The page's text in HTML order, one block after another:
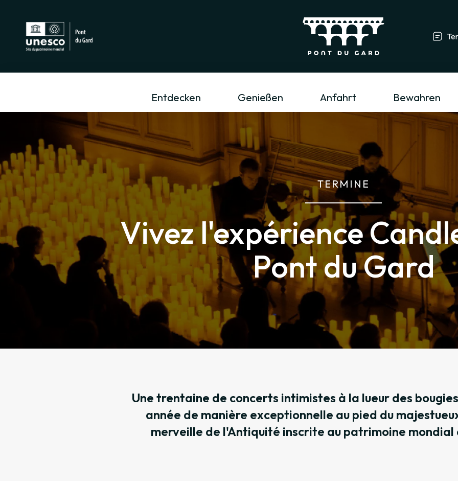
Tourismusfachmann/-frau & Gruppe
Entdecken Genießen Anfahrt Bewahren
TERMINE
Vivez l'expérience
Pont du Gard
Une trentaine de concerts intimistes à la lueur des
année de manière exceptionnelle au pied du
merveille de l'Antiquité inscrite au patrimoine mondial